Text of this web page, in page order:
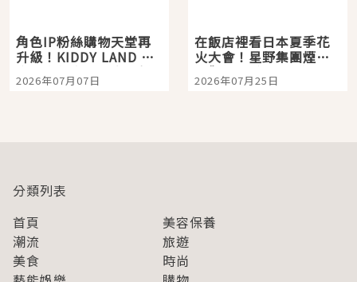
角色IP粉絲購物天堂再
升級！KIDDY LAND 原
宿店吉伊卡哇迎客，新
開幕 OMOKADO 店3分
2026年07月07日
在飯店裡看日本夏季花
火大會！星野集團煙火
景觀飯店6選，讓你不用
人擠人悠閒欣賞
2026年07月25日
分類列表
首頁
美容保養
潮流
旅遊
美食
時尚